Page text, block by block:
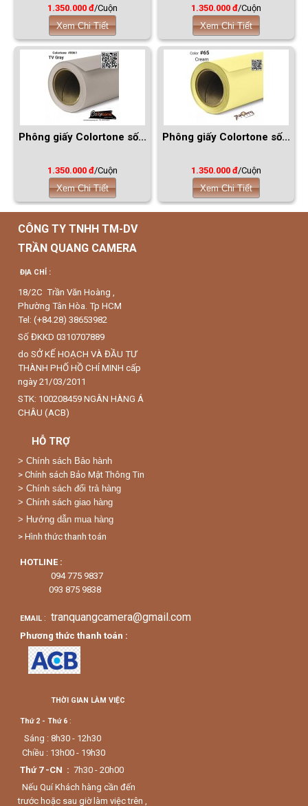
1.350.000 đ/Cuộn
Xem Chi Tiết
1.350.000 đ/Cuộn
Xem Chi Tiết
Phông giấy Colortone số...
1.350.000 đ/Cuộn
Xem Chi Tiết
Phông giấy Colortone số...
1.350.000 đ/Cuộn
Xem Chi Tiết
CÔNG TY TNHH TM-DV
TRẦN QUANG CAMERA
ĐỊA CHỈ :
18/2C Trần Văn Hoàng ,
Phường Tân Hòa. Tp HCM
Tel: (+84.28) 38653982
Số ĐKKD 0310707889
do SỞ KẾ HOẠCH VÀ ĐẦU TƯ
THÀNH PHỐ HỒ CHÍ MINH cấp
ngày 21/03/2011
STK: 100208459 NGÂN HÀNG Á
CHÂU (ACB)
HỖ TRỢ
> Chính sách Bảo hành
> Chính sách Bảo Mật Thông Tin
> Chính sách đổi trả hàng
> Chính sách giao hàng
> Hướng dẫn mua hàng
> Hình thức thanh toán
HOTLINE :
094 775 9837
093 875 9838
EMAIL : tranquangcamera@gmail.com
Phương thức thanh toán :
THỜI GIAN LÀM VIỆC
Thứ 2 - Thứ 6 :
Sáng : 8h30 - 12h30
Chiều : 13h00 - 19h30
Thứ 7 -CN : 7h30 - 20h00
Nếu Quí Khách hàng cần đến
trước hoặc sau giờ làm việc trên ,